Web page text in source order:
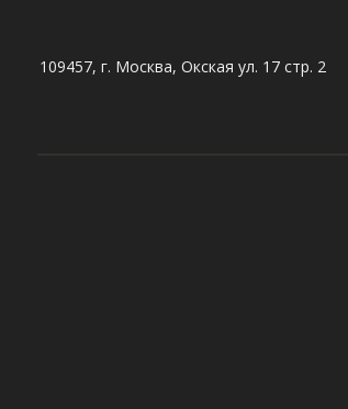
109457, г. Москва, Окская ул. 17 стр. 2